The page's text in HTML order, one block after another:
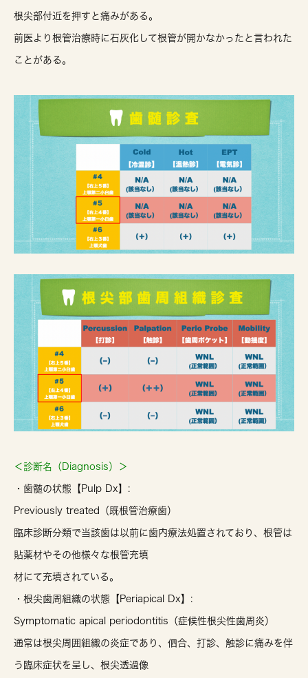
根尖部付近を押すと痛みがある。
前医より根管治療時に石灰化して根管が開かなかったと言われた
ことがある。
＜診断名（Diagnosis）＞
・歯髄の状態【Pulp Dx】:
Previously treated（既根管治療歯）
臨床診断分類で当該歯は以前に歯内療法処置されており、根管は
貼薬材やその他様々な根管充填
材にて充填されている。
・根尖歯周組織の状態【Periapical Dx】:
Symptomatic apical periodontitis（症候性根尖性歯周炎）
通常は根尖周囲組織の炎症であり、伵合、打診、触診に痛みを伴
う臨床症状を呈し、根尖透過像